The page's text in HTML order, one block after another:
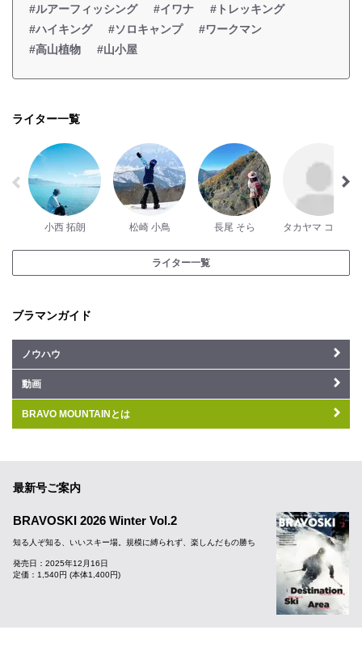
#ルアーフィッシング
#イワナ
#トレッキング
#ハイキング
#ソロキャンプ
#ワークマン
#高山植物
#山小屋
ライター一覧
小西 拓朗 松崎 小鳥 長尾 そら
ライター一覧
ブラマンガイド
ノウハウ
動画
BRAVO MOUNTAINとは
最新号ご案内
BRAVOSKI 2026 Winter Vol.2
知る人ぞ知る、いいスキー場。規模に縛られず、楽しんだもの勝ち
発売日：2025年12月16日
定価：1,540円 (本体1,400円)